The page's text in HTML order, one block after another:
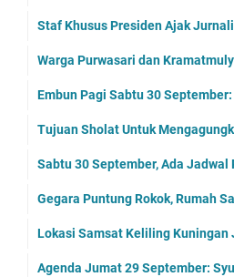
Staf Khusus Presiden Ajak
Warga Purwasari dan
Embun Pagi Sabtu 30
Tujuan Sholat Untuk
Sabtu 30 September, Ada Jadwal
Gegara Puntung Rokok, Rumah
Lokasi Samsat Keliling Kuningan
Agenda Jumat 29 September: